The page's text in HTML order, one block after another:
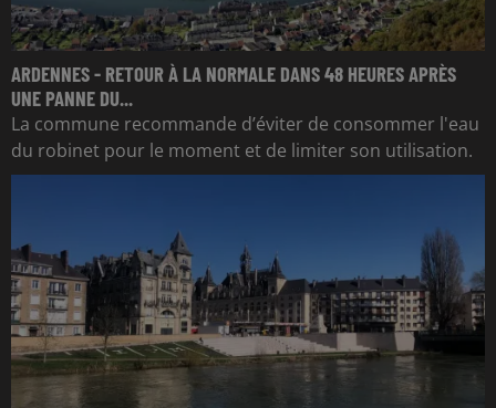
ARDENNES - RETOUR À LA NORMALE DANS 48 HEURES APRÈS
UNE PANNE DU...
La commune recommande d’éviter de consommer l'eau
du robinet pour le moment et de limiter son utilisation.